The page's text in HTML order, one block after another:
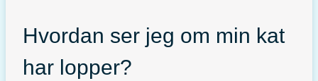
Hvordan ser jeg om min kat
har lopper?